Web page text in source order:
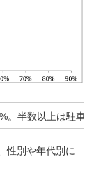
。半数以上は駐車
性別や年代別に